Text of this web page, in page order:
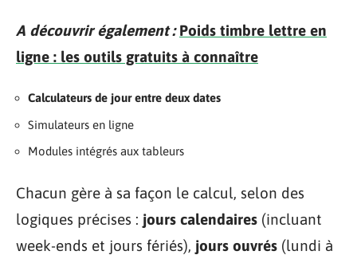
A découvrir également : Poids timbre lettre en
ligne : les outils gratuits à connaître
Calculateurs de jour entre deux dates
Simulateurs en ligne
Modules intégrés aux tableurs
Chacun gère à sa façon le calcul, selon des
logiques précises : jours calendaires (incluant
week-ends et jours fériés), jours ouvrés (lundi à